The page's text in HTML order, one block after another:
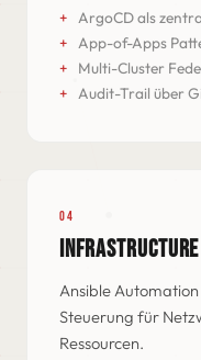
ArgoCD als
App-of-Apps
Multi-Cluster
Audit-Trail über
04
Ansible
Steuerung für
Ressourcen.